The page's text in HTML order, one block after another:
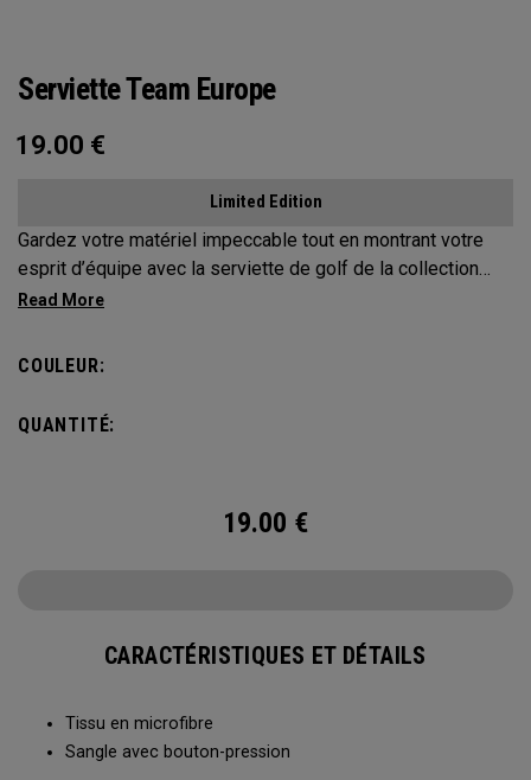
Serviette Team Europe
19.00 €
Limited Edition
Gardez votre matériel impeccable tout en montrant votre
esprit d’équipe avec la serviette de golf de la collection
Team Europe.
COULEUR:
QUANTITÉ:
19.00 €
CARACTÉRISTIQUES ET DÉTAILS
Tissu en microfibre
Sangle avec bouton-pression